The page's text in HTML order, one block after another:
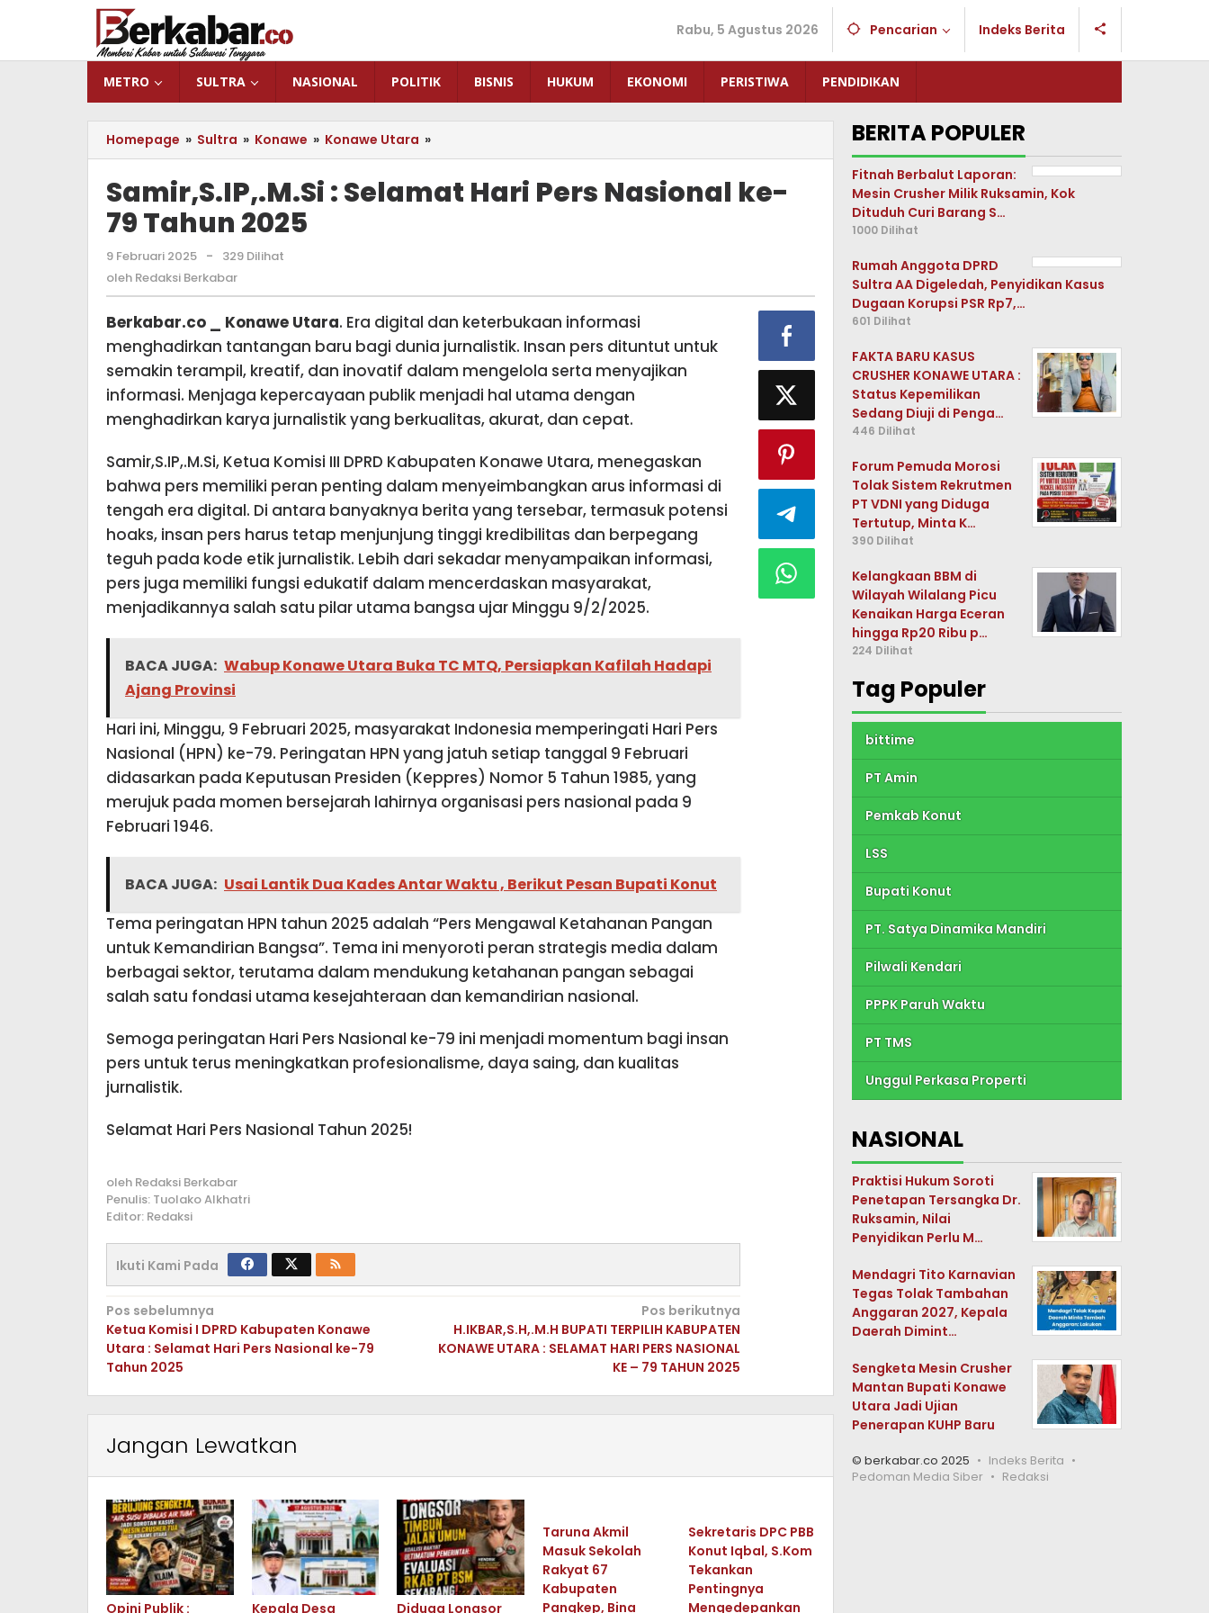
Rabu, 5 Agustus 2026 Pencarian Indeks Berita
METRO SULTRA NASIONAL POLITIK BISNIS HUKUM EKONOMI PERISTIWA PENDIDIKAN
Homepage » Sultra » Konawe » Konawe Utara »
:
Hari
Tahun
Samir,S.IP,.M.Si : Selamat Hari Pers Nasional ke-
79 Tahun 2025
9 Februari 2025 oleh
Redaksi
-
329 Dilihat
oleh Redaksi Berkabar
Berkabar.co _ Konawe Utara. Era digital dan keterbukaan informasi
menghadirkan tantangan baru bagi dunia jurnalistik. Insan pers dituntut untuk
semakin terampil, kreatif, dan inovatif dalam mengelola serta menyajikan
informasi. Menjaga kepercayaan publik menjadi hal utama dengan
menghadirkan karya jurnalistik yang berkualitas, akurat, dan cepat.
Samir,S.IP,.M.Si, Ketua Komisi III DPRD Kabupaten Konawe Utara, menegaskan
bahwa pers memiliki peran penting dalam menyeimbangkan arus informasi di
tengah era digital. Di antara banyaknya berita yang tersebar, termasuk potensi
hoaks, insan pers harus tetap menjunjung tinggi kredibilitas dan berpegang
teguh pada kode etik jurnalistik. Lebih dari sekadar menyampaikan informasi,
pers juga memiliki fungsi edukatif dalam mencerdaskan masyarakat,
menjadikannya salah satu pilar utama bangsa ujar Minggu 9/2/2025.
BACA JUGA: Wabup Konawe Utara Buka TC MTQ, Persiapkan Kafilah Hadapi
Ajang Provinsi
Hari ini, Minggu, 9 Februari 2025, masyarakat Indonesia memperingati Hari Pers
Nasional (HPN) ke-79. Peringatan HPN yang jatuh setiap tanggal 9 Februari
didasarkan pada Keputusan Presiden (Keppres) Nomor 5 Tahun 1985, yang
merujuk pada momen bersejarah lahirnya organisasi pers nasional pada 9
Februari 1946.
BACA JUGA: Usai Lantik Dua Kades Antar Waktu , Berikut Pesan Bupati Konut
Tema peringatan HPN tahun 2025 adalah “Pers Mengawal Ketahanan Pangan
untuk Kemandirian Bangsa”. Tema ini menyoroti peran strategis media dalam
berbagai sektor, terutama dalam mendukung ketahanan pangan sebagai
salah satu fondasi utama kesejahteraan dan kemandirian nasional.
Semoga peringatan Hari Pers Nasional ke-79 ini menjadi momentum bagi insan
pers untuk terus meningkatkan profesionalisme, daya saing, dan kualitas
jurnalistik.
Selamat Hari Pers Nasional Tahun 2025!
oleh Redaksi Berkabar
Penulis: Tuolako Alkhatri
Editor: Redaksi
Ikuti Kami Pada
Navigasi
pos
Pos sebelumnya
Ketua Komisi I DPRD Kabupaten Konawe
Utara : Selamat Hari Pers Nasional ke-79
Tahun 2025
Pos berikutnya
H.IKBAR,S.H,.M.H BUPATI TERPILIH KABUPATEN
KONAWE UTARA : SELAMAT HARI PERS NASIONAL
KE – 79 TAHUN 2025
Jangan Lewatkan
Opini Publik : Kepala Desa Diduga Longsor
Taruna Akmil
Masuk Sekolah
Rakyat 67
Kabupaten
Pangkep, Bina
Sekretaris DPC PBB
Konut Iqbal, S.Kom
Tekankan
Pentingnya
Mengedepankan
BERITA POPULER
Fitnah Berbalut Laporan:
Mesin Crusher Milik Ruksamin, Kok
Dituduh Curi Barang S…
1000 Dilihat
Rumah Anggota DPRD
Sultra AA Digeledah, Penyidikan Kasus
Dugaan Korupsi PSR Rp7,…
601 Dilihat
FAKTA BARU KASUS
CRUSHER KONAWE UTARA :
Status Kepemilikan
Sedang Diuji di Penga…
446 Dilihat
Forum Pemuda Morosi
Tolak Sistem Rekrutmen
PT VDNI yang Diduga
Tertutup, Minta K…
390 Dilihat
Kelangkaan BBM di
Wilayah Wilalang Picu
Kenaikan Harga Eceran
hingga Rp20 Ribu p…
224 Dilihat
Tag Populer
bittime
PT Amin
Pemkab Konut
LSS
Bupati Konut
PT. Satya Dinamika Mandiri
Pilwali Kendari
PPPK Paruh Waktu
PT TMS
Unggul Perkasa Properti
NASIONAL
Praktisi Hukum Soroti
Penetapan Tersangka Dr.
Ruksamin, Nilai
Penyidikan Perlu M…
Mendagri Tito Karnavian
Tegas Tolak Tambahan
Anggaran 2027, Kepala
Daerah Dimint…
Sengketa Mesin Crusher
Mantan Bupati Konawe
Utara Jadi Ujian
Penerapan KUHP Baru
© berkabar.co 2025
Indeks Berita
Pedoman Media Siber
Redaksi